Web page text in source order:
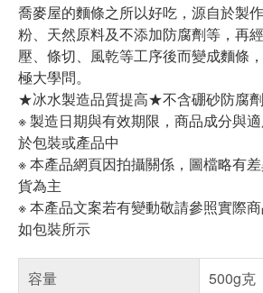
喬麥屋的麵條之所以好吃，源自於製
粉、天然原料及不添加防腐劑等，再
壓、條切、風乾等工序後而變成麵條
極大學問。
★冰水製造品質提高★不含硼砂防腐劑
※ 製造日期與有效期限，商品成分與
於包裝或產品中
※ 本產品網頁因拍攝關係，圖檔略有
貨為主
※ 本產品文案若有變動敬請參照實際
如包裝所示
容量
500g克